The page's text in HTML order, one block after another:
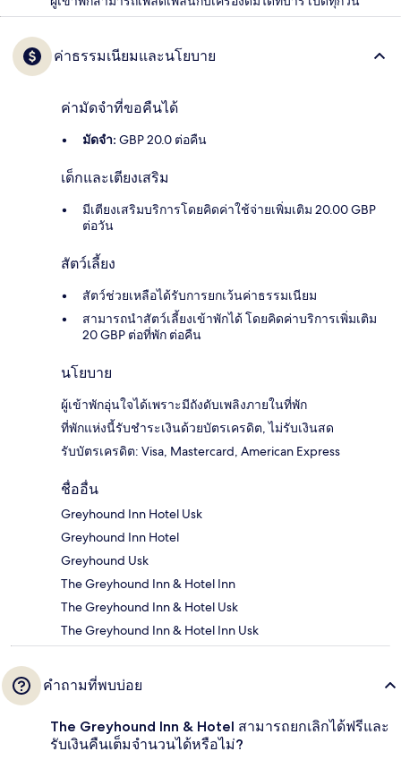
ค่าธรรมเนียมและนโยบาย
ค่ามัดจำที่ขอคืนได้
มัดจำ: GBP 20.0 ต่อคืน
เด็กและเตียงเสริม
มีเตียงเสริมบริการโดยคิดค่าใช้จ่ายเพิ่มเติม 20.00 GBP
ต่อวัน
สัตว์เลี้ยง
สัตว์ช่วยเหลือได้รับการยกเว้นค่าธรรมเนียม
สามารถนำสัตว์เลี้ยงเข้าพักได้ โดยคิดค่าบริการเพิ่มเติม
20 GBP ต่อที่พัก ต่อคืน
นโยบาย
ผู้เข้าพักอุ่นใจได้เพราะมีถังดับเพลิงภายในที่พัก
ที่พักแห่งนี้รับชำระเงินด้วยบัตรเครดิต, ไม่รับเงินสด
รับบัตรเครดิต: Visa, Mastercard, American Express
ชื่ออื่น
Greyhound Inn Hotel Usk
Greyhound Inn Hotel
Greyhound Usk
The Greyhound Inn & Hotel Inn
The Greyhound Inn & Hotel Usk
The Greyhound Inn & Hotel Inn Usk
คำถามที่พบบ่อย
The Greyhound Inn & Hotel สามารถยกเลิกได้ฟรีและ
รับเงินคืนเต็มจำนวนได้หรือไม่?